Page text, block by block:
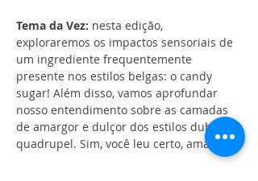
Tema da Vez: nesta edição,
exploraremos os impactos sensoriais de
um ingrediente frequentemente
presente nos estilos belgas: o candy
sugar! Além disso, vamos aprofundar
nosso entendimento sobre as camadas
de amargor e dulçor dos estilos dubbel e
quadrupel. Sim, você leu certo, amargor.